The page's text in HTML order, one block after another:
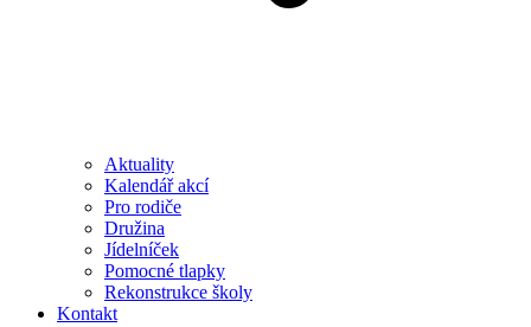
Aktuality
Kalendář akcí
Pro rodiče
Družina
Jídelníček
Pomocné tlapky
Rekonstrukce školy
Kontakt